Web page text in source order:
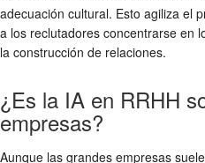
adecuación cultural. Esto agiliza el
a los reclutadores concentrarse en
la construcción de relaciones.
¿Es la IA en RRHH
empresas?
Aunque las grandes empresas